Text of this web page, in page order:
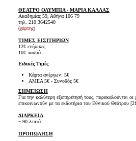
ΘΕΑΤΡΟ ΟΛΥΜΠΙΑ - ΜΑΡΙΑ ΚΑΛΛΑΣ
Ακαδημίας 59, Αθήνα 106 79
τηλ. 210 3642540
(χάρτης)
ΤΙΜΕΣ ΕΙΣΙΤΗΡΙΩΝ
12€ ενήλικες
10€ παιδιά
Ειδικές Τιμές
Κάρτα ανέργων: 5€
ΑΜΕΑ 5€ - Συνοδός 5€
ΣΗΜΕΙΩΣΗ
Για την καλύτερη εξυπηρέτησή τους, παρακαλούνται
επικοινωνούν με τα εκδοτήρια του Εθνικού Θεάτρου
ΔΙΑΡΚΕΙΑ
~ 90 λεπτά
ΠΡΟΠΩΛΗΣΗ